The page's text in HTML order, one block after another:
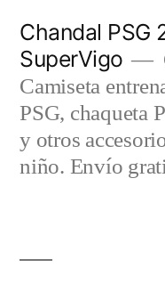
contenido
Chandal PSG
SuperVigo
Camiseta
PSG, chaqueta
y otros
niño. Envío